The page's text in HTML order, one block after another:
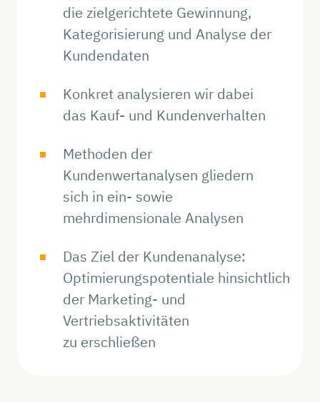
die zielgerichtete Gewinnung,
Kategorisierung und Analyse der
Kundendaten
Konkret analysieren wir dabei
das Kauf- und Kundenverhalten
Methoden der
Kundenwertanalysen gliedern
sich in ein- sowie
mehrdimensionale Analysen
Das Ziel der Kundenanalyse:
Optimierungspotentiale hinsichtlich
der Marketing- und
Vertriebsaktivitäten
zu erschließen